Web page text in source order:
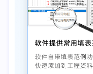
贵阳市城市轨道交通集
遵义建工(集团)有限公
贵州建工集团第—建筑工
建筑工程有限责任公司
贵州建工集团第三建筑
建筑工程有限责任公司
贵州建工集团第五建筑